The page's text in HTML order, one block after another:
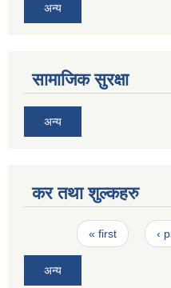
अन्य
सामाजिक सुरक्षा
अन्य
कर तथा शुल्कहरु
Pages« first ‹
अन्य